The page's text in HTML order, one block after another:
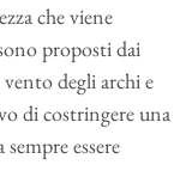
che viene
proposti dai
degli archi e
di costringere una
essere